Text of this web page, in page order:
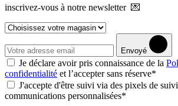
inscrivez-vous à notre newsletter 💌
Envoyé
Je déclare avoir pris connaissance de la
confidentialité et l’accepter sans réserve*
J'accepte d'être suivi via des pixels de
communications personnalisées*